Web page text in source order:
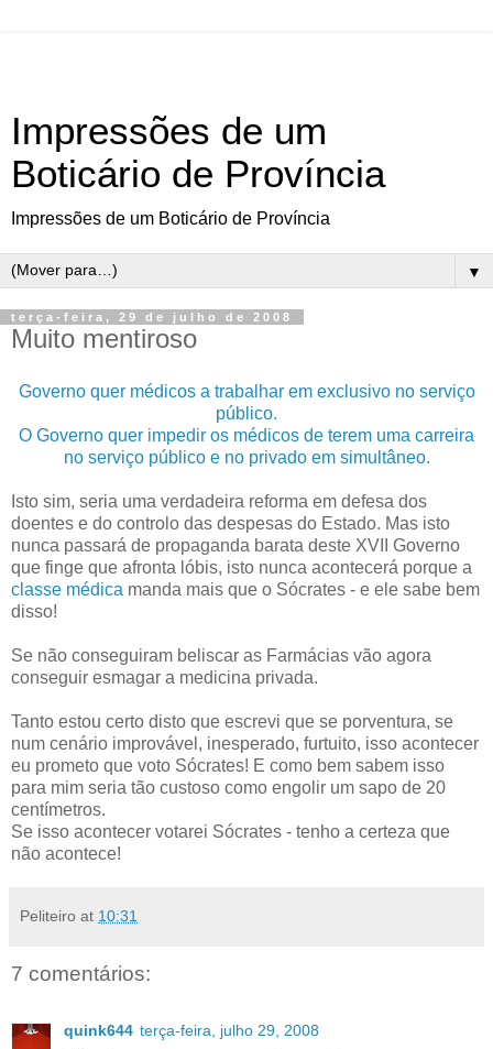
Impressões de um
Boticário de Província
Impressões de um Boticário de Província
▼
terça-feira, 29 de julho de 2008
Muito mentiroso
Governo quer médicos a trabalhar em exclusivo no serviço
público.
O Governo quer impedir os médicos de terem uma carreira
no serviço público e no privado em simultâneo.
Isto sim, seria uma verdadeira reforma em defesa dos
doentes e do controlo das despesas do Estado. Mas isto
nunca passará de propaganda barata deste XVII Governo
que finge que afronta lóbis, isto nunca acontecerá porque a
classe médica manda mais que o Sócrates - e ele sabe bem
disso!
Se não conseguiram beliscar as Farmácias vão agora
conseguir esmagar a medicina privada.
Tanto estou certo disto que escrevi que se porventura, se
num cenário improvável, inesperado, furtuito, isso acontecer
eu prometo que voto Sócrates! E como bem sabem isso
para mim seria tão custoso como engolir um sapo de 20
centímetros.
Se isso acontecer votarei Sócrates - tenho a certeza que
não acontece!
Peliteiro at 10:31
7 comentários:
quink644 terça-feira, julho 29, 2008